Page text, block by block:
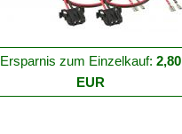
Ersparnis zum Einzelkauf: 2,80
EUR